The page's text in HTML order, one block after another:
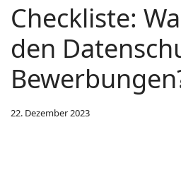
Checkliste:
den
22. Dezember 2023